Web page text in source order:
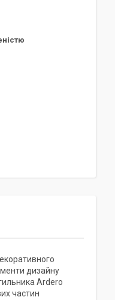
дизайну
Ardero
частин